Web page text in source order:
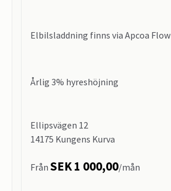
Elbilsladdning finns via Apcoa Flow
Årlig 3% hyreshöjning
Ellipsvägen 12
14175 Kungens Kurva
Från SEK 1 000,00/mån